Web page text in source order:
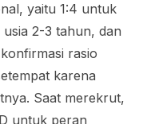
yaitu 1:4 untuk
2-3 tahun, dan
rasio
karena
Saat merekrut,
untuk peran